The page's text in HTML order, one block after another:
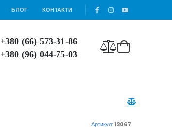
БЛОГ КОНТАКТИ
+380 (66) 573-31-86
+380 (96) 044-75-03
Артикул: 12067